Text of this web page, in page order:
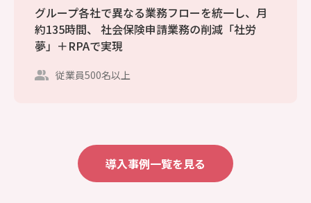
グループ各社で異なる業務フローを統一し、月
約135時間、 社会保険申請業務の削減「社労
夢」＋RPAで実現
従業員500名以上
導入事例一覧を見る